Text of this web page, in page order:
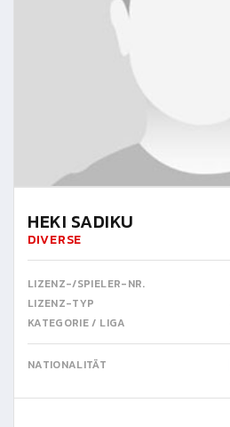
HEKI SADIKU
DIVERSE
LIZENZ-/SPIELER-NR.
LIZENZ-TYP
KATEGORIE / LIGA
NATIONALITÄT